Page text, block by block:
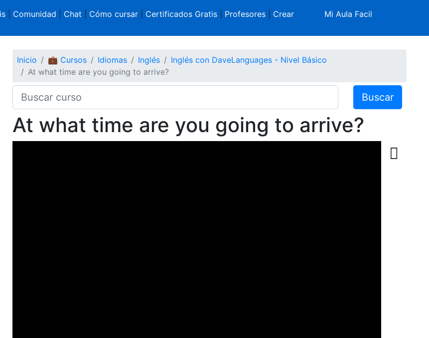
Comunidad Chat Cómo cursar| Certificados Gratis| Profesores| Crear
Mi Aula Facil
Inicio 💼 Cursos Idiomas Inglés
Inglés con DaveLanguages - Nivel Básico
At what time are you going to arrive?
Buscar
At what time are you going to arrive?